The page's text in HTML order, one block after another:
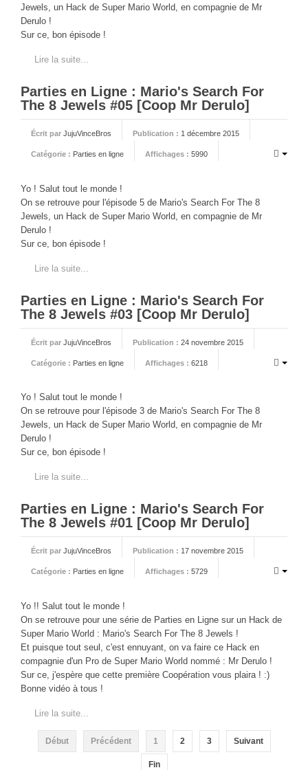
Jewels, un Hack de Super Mario World, en compagnie de Mr
Derulo !
Sur ce, bon épisode !
Lire la suite...
Parties en Ligne : Mario's Search For
The 8 Jewels #05 [Coop Mr Derulo]
Écrit par JujuVinceBros Publication : 1 décembre 2015
Catégorie : Parties en ligne Affichages : 5990
Yo ! Salut tout le monde !
On se retrouve pour l'épisode 5 de Mario's Search For The 8
Jewels, un Hack de Super Mario World, en compagnie de Mr
Derulo !
Sur ce, bon épisode !
Lire la suite...
Parties en Ligne : Mario's Search For
The 8 Jewels #03 [Coop Mr Derulo]
Écrit par JujuVinceBros Publication : 24 novembre 2015
Catégorie : Parties en ligne Affichages : 6218
Yo ! Salut tout le monde !
On se retrouve pour l'épisode 3 de Mario's Search For The 8
Jewels, un Hack de Super Mario World, en compagnie de Mr
Derulo !
Sur ce, bon épisode !
Lire la suite...
Parties en Ligne : Mario's Search For
The 8 Jewels #01 [Coop Mr Derulo]
Écrit par JujuVinceBros Publication : 17 novembre 2015
Catégorie : Parties en ligne Affichages : 5729
Yo !! Salut tout le monde !
On se retrouve pour une série de Parties en Ligne sur un Hack de
Super Mario World : Mario's Search For The 8 Jewels !
Et puisque tout seul, c'est ennuyant, on va faire ce Hack en
compagnie d'un Pro de Super Mario World nommé : Mr Derulo !
Sur ce, j'espère que cette première Coopération vous plaira ! :)
Bonne vidéo à tous !
Lire la suite...
Début Précédent 1 2 3 Suivant
Fin